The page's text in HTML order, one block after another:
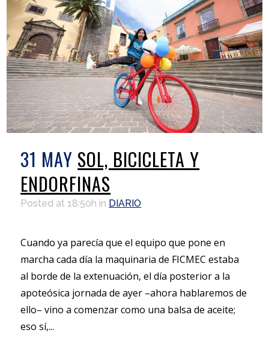
31 MAY SOL, BICICLETA Y
ENDORFINAS
Posted at 18:50h in DIARIO
Cuando ya parecía que el equipo que pone en
marcha cada día la maquinaria de FICMEC estaba
al borde de la extenuación, el día posterior a la
apoteósica jornada de ayer –ahora hablaremos de
ello– vino a comenzar como una balsa de aceite;
eso sí,...